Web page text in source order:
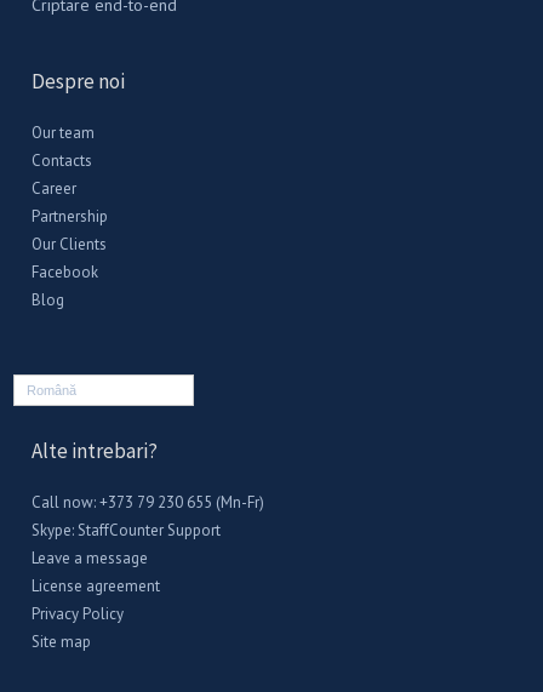
Criptare end-to-end
Despre noi
Our team
Contacts
Career
Partnership
Our Clients
Facebook
Blog
Română
Alte intrebari?
Call now: +373 79 230 655 (Mn-Fr)
Skype:StaffCounter Support
Leave a message
License agreement
Privacy Policy
Site map